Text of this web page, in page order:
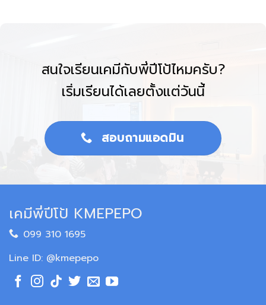
สนใจเรียนเคมีกับพี่ปีโป้ไหมครับ?
เริ่มเรียนได้เลยตั้งแต่วันนี้
สอบถามแอดมิน
เคมีพี่ปีโป้ KMEPEPO
099 310 1695
Line ID: @kmepepo